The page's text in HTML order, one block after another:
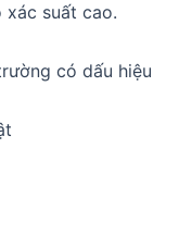
xác suất cao.
có dấu hiệu